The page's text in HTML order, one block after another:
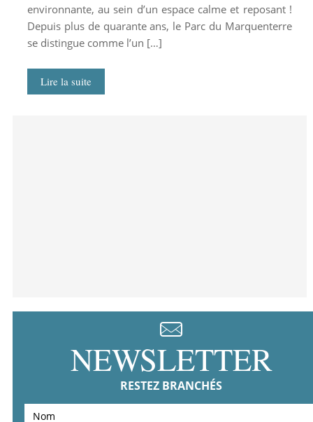
environnante, au sein d’un espace calme et reposant !
Depuis plus de quarante ans, le Parc du Marquenterre
se distingue comme l’un […]
Lire la suite
NEWSLETTER
RESTEZ BRANCHÉS